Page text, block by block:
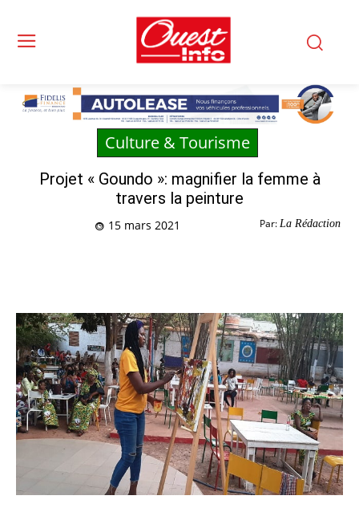
Culture & Tourisme
Projet « Goundo »: magnifier la femme à
travers la peinture
Par: La Rédaction
15 mars 2021